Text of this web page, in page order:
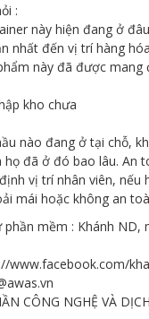
:
này hiện đang ở
nhất đến vị trí hàng
này đã được mang
kho chưa
nào đang ở tại chỗ,
họ đã ở đó bao lâu. An
vị trí nhân viên, nếu
mái hoặc không an
phần mềm : Khánh ND,
www.facebook.com/
CÔNG NGHỆ VÀ